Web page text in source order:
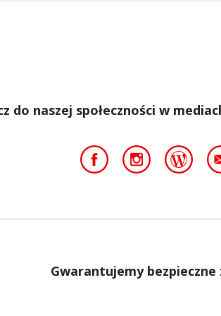
do naszej społeczności w
Gwarantujemy bezpieczne